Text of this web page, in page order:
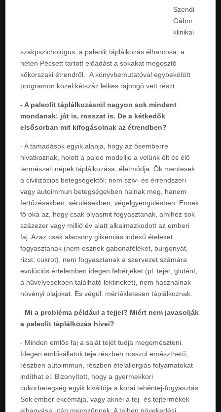
Szendi
Gábor
klinikai
szakpszichológus, a paleolit táplálkozás élharcosa, a
héten Pécsett tartott előadást a sokakat megosztó
kőkorszaki étrendről. A könyvbemutatóval egybekötött
programon közel kétszáz lelkes rajongó vett részt.
- A paleolit táplálkozásról nagyon sok mindent
mondanak: jót is, rosszat is. De a kétkedők
elsősorban mit kifogásolnak az étrendben?
- A támadások egyik alapja, hogy az ősemberre
hivatkoznak, holott a paleo modellje a velünk élt és élő
természeti népek táplálkozása, életmódja. Ők mentesek
a civilizációs betegségektől: nem szív- és érrendszeri
vagy autoimmun betegségekben halnak meg, hanem
fertőzésekben, sérülésekben, végelgyengülésben. Ennek
fő oka az, hogy csak olyasmit fogyasztanak, amihez sok
százezer vagy millió év alatt alkalmazkodott az emberi
faj. Azaz csak alacsony glikémiás indexű ételeket
fogyasztanak (nem esznek gabonaféléket, burgonyát,
rizst, cukrot), nem fogyasztanak a szervezet számára
evolúciós értelemben idegen fehérjéket (pl. tejet, glutént,
a hüvelyesekben található lektineket), nem használnak
növényi olajokat. És végül: mértékletesen táplálkoznak.
- Mi a probléma például a tejjel? Miért nem javasolják
a paleolit táplálkozás hívei?
- Minden emlős faj a saját tejét tudja megemészteni.
Idegen emlősállatok teje részben rosszul emészthető,
részben autoimmun, részben ételallergiás folyamatokat
indíthat el. Bizonyított, hogy a gyermekkori
cukorbetegség egyik kiváltója a korai tehéntej-fogyasztás.
Sok ember ekcémája, vagy aknéi a tej- és tejtermékek